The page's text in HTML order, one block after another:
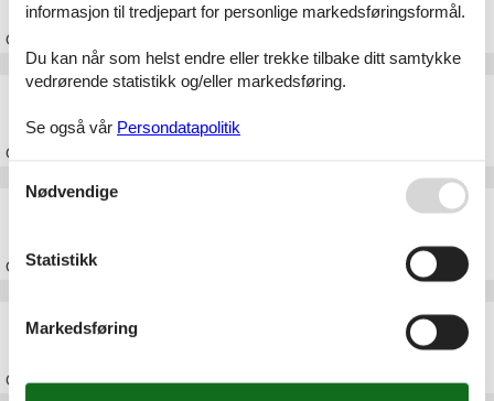
Om
Feriehus Rendbjerg
Om
Feriehus Vemmingbund
OmVemmingbund
Feriehus Egernsund
OmEgernsund
informasjon til tredjepart for personlige markedsføringsformål.
Du kan når som helst endre eller trekke tilbake ditt samtykke
vedrørende statistikk og/eller markedsføring.
Se også vår Persondatapolitik
Nødvendige
Statistikk
Markedsføring